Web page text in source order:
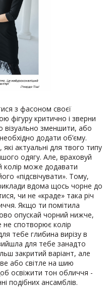
з фасоном своєї
фігуру критично і зверни
візуально зменшити, або
додати об’єму.
актуальні для твого типу
одягу. Але, враховуй
може додавати
«підсвічувати». Тому,
вдома щось чорне до
чи не «краде» така річ
Якщо ти помітила
опускай чорний нижче,
спотворює колір
тебе глибина вирізу в
для тебе занадто
закритий варіант, але
або світле на шию
освіжити тон обличчя -
подібних ансамблів.